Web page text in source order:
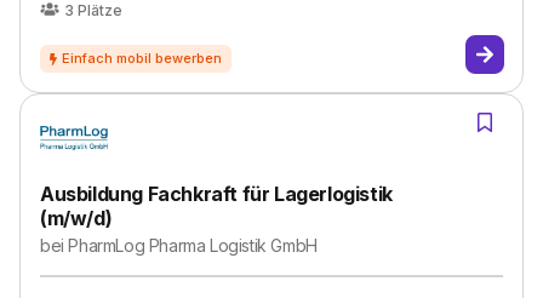
3 Plätze
Ausbildung Fachkraft für Lagerlogistik
(m/w/d)
beiPharmLog Pharma Logistik GmbH